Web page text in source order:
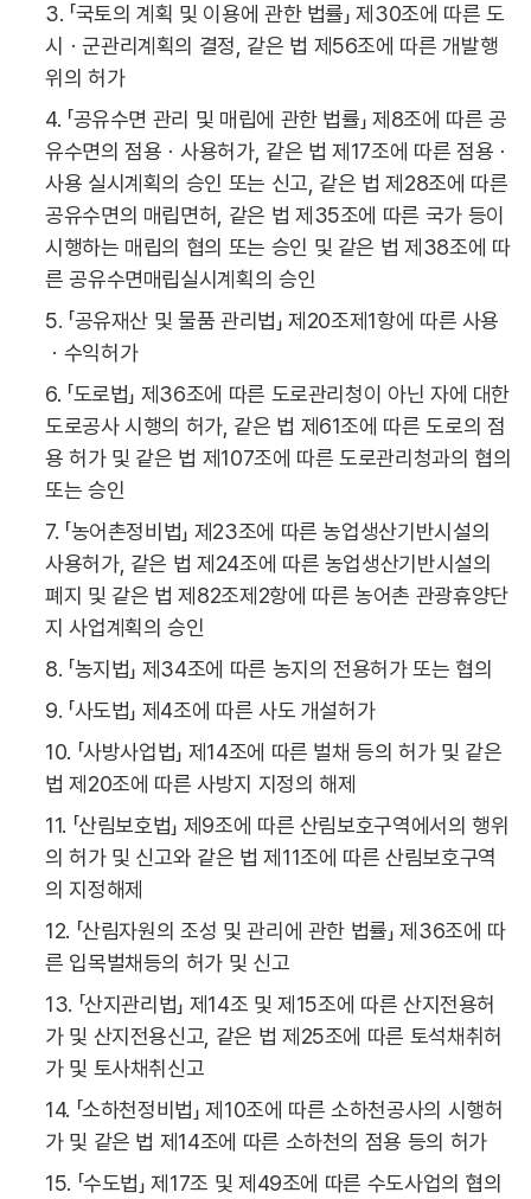
3. 「국토의 계획 및 이용에 관한 법률」 제30조에 따른 도
시ㆍ군관리계획의 결정, 같은 법 제56조에 따른 개발행
위의 허가
4. 「공유수면 관리 및 매립에 관한 법률」 제8조에 따른 공
유수면의 점용ㆍ사용허가, 같은 법 제17조에 따른 점용ㆍ
사용 실시계획의 승인 또는 신고, 같은 법 제28조에 따른
공유수면의 매립면허, 같은 법 제35조에 따른 국가 등이
시행하는 매립의 협의 또는 승인 및 같은 법 제38조에 따
른 공유수면매립실시계획의 승인
5. 「공유재산 및 물품 관리법」 제20조제1항에 따른 사용
ㆍ수익허가
6. 「도로법」 제36조에 따른 도로관리청이 아닌 자에 대한
도로공사 시행의 허가, 같은 법 제61조에 따른 도로의 점
용 허가 및 같은 법 제107조에 따른 도로관리청과의 협의
또는 승인
7. 「농어촌정비법」 제23조에 따른 농업생산기반시설의
사용허가, 같은 법 제24조에 따른 농업생산기반시설의
폐지 및 같은 법 제82조제2항에 따른 농어촌 관광휴양단
지 사업계획의 승인
8. 「농지법」 제34조에 따른 농지의 전용허가 또는 협의
9. 「사도법」 제4조에 따른 사도 개설허가
10. 「사방사업법」 제14조에 따른 벌채 등의 허가 및 같은
법 제20조에 따른 사방지 지정의 해제
11. 「산림보호법」 제9조에 따른 산림보호구역에서의 행위
의 허가 및 신고와 같은 법 제11조에 따른 산림보호구역
의 지정해제
12. 「산림자원의 조성 및 관리에 관한 법률」 제36조에 따
른 입목벌채등의 허가 및 신고
13. 「산지관리법」 제14조 및 제15조에 따른 산지전용허
가 및 산지전용신고, 같은 법 제25조에 따른 토석채취허
가 및 토사채취신고
14. 「소하천정비법」 제10조에 따른 소하천공사의 시행허
가 및 같은 법 제14조에 따른 소하천의 점용 등의 허가
15. 「수도법」 제17조 및 제49조에 따른 수도사업의 협의